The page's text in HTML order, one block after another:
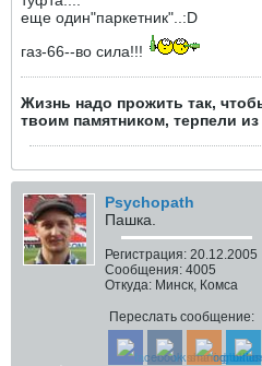
еще один"паркетник"..:D
газ-66--во сила!!!
Жизнь надо прожить так,
твоим памятником, терпели
Psychopath
Пашка.
Регистрация: 20.12.2005
Сообщения: 4005
Откуда: Минск, Комса
Переслать сообщение: